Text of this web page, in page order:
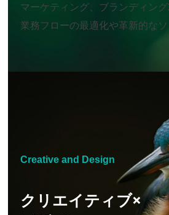
マーケティング、ブランディング
業務フローの最適化や革新的な
Creative and Design
クリエイティブ×